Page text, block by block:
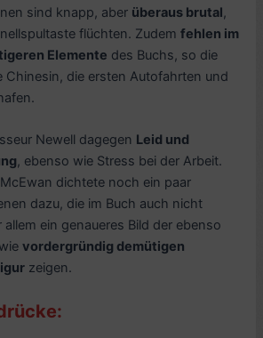
sind knapp, aber überaus brutal,
flüchten. Zudemfehlen im
Elemente des Buchs, so die
Chinesin, die ersten Autofahrten und
Newell dagegen Leid und
, ebenso wie Stress bei der Arbeit.
dichtete noch ein paar
dazu, die im Buch auch nicht
ein genaueres Bild der ebenso
vordergründig demütigen
zeigen.